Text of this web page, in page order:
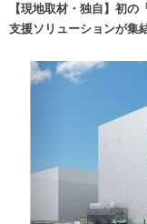
【現地取材・独自】初
支援ソリューションが集